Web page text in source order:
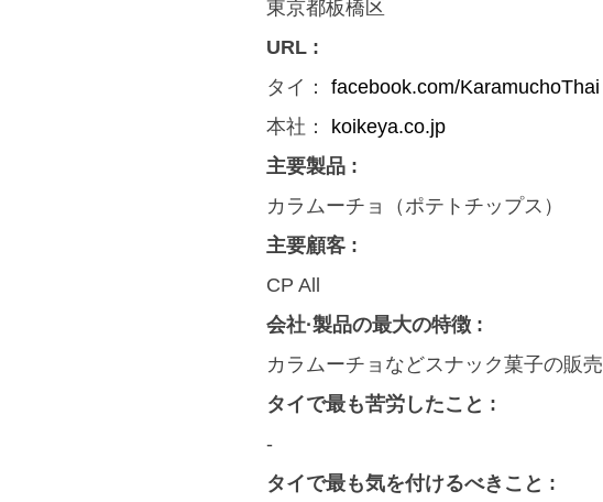
東京都板橋区
URL :
タイ： facebook.com/KaramuchoThai
本社： koikeya.co.jp
主要製品 :
カラムーチョ（ポテトチップス）
主要顧客 :
CP All
会社·製品の最大の特徴 :
カラムーチョなどスナック菓子の販売
タイで最も苦労したこと :
-
タイで最も気を付けるべきこと :